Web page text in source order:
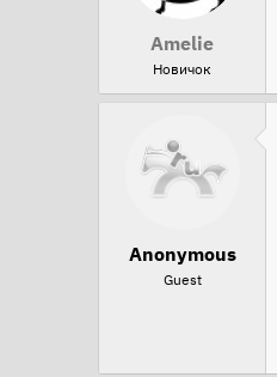
Amelie
Новичок
Anonymous
Guest